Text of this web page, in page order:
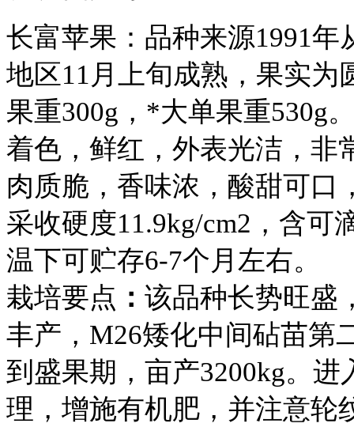
长富苹果：品种来源1991
地区11月上旬成熟，果实为
果重300g，*大单果重530g
着色，鲜红，外表光洁，非
肉质脆，香味浓，酸甜可口
采收硬度11.9kg/cm2，含可
温下可贮存6-7个月左右。
栽培要点 ： 该品种长势旺盛
丰产，M26矮化中间砧苗第
到盛果期，亩产3200kg。
理，增施有机肥，并注意轮